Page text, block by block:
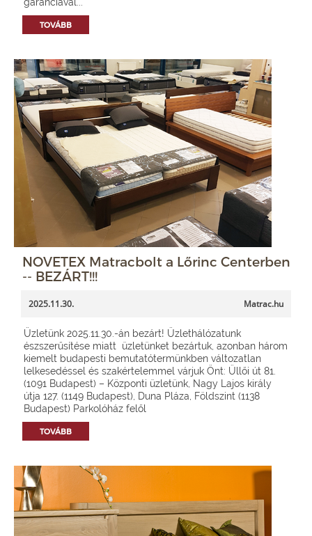
TOVÁBB
NOVETEX Matracbolt a Lőrinc Centerben
-- BEZÁRT!!!
2025.11.30. Matrac.hu
Üzletünk 2025.11.30.-án bezárt! Üzlethálózatunk
észszerűsítése miatt üzletünket bezártuk, azonban három
kiemelt budapesti bemutatótermünkben változatlan
lelkesedéssel és szakértelemmel várjuk Önt: Üllői út 81.
(1091 Budapest) – Központi üzletünk, Nagy Lajos király
útja 127. (1149 Budapest), Duna Pláza, Földszint (1138
Budapest) Parkolóház felől
TOVÁBB